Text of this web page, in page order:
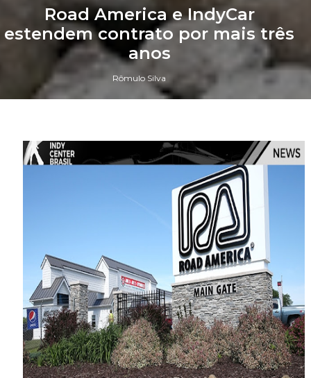
Road America e IndyCar
estendem contrato por mais três
anos
Rômulo Silva